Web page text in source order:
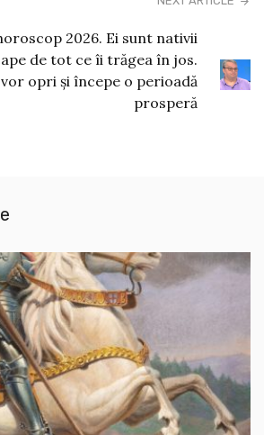
2026. Ei sunt nativii
de tot ce îi trăgea în jos.
opri și începe o perioadă
prosperă